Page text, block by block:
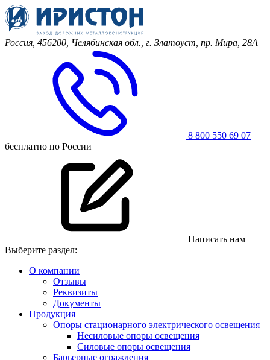
Россия, 456200, Челябинская обл., г. Златоуст, пр. Мира, 28А
8 800 550 69 07
бесплатно по России
Написать нам
Выберите раздел:
О компании
Отзывы
Реквизиты
Документы
Продукция
Опоры стационарного электрического освещения
Несиловые опоры освещения
Силовые опоры освещения
Барьерные ограждения